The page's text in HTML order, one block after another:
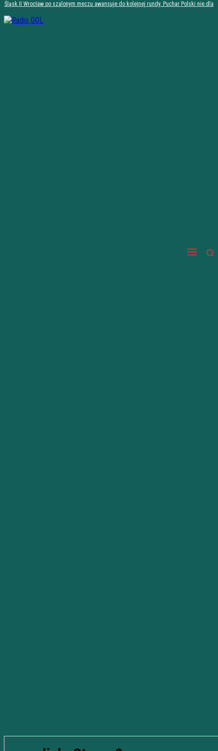
Śląsk II Wrocław po szalonym meczu awansuje do kolejnej rundy. Puchar Polski nie dla